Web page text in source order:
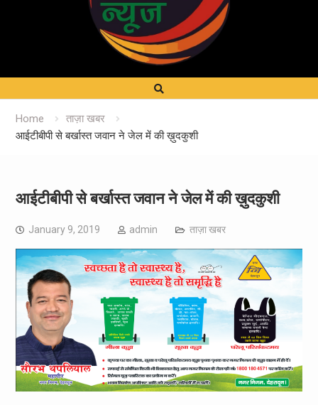
Home
ताज़ा खबर
आईटीबीपी से बर्खास्त जवान ने जेल में की ख़ुदकुशी
आईटीबीपी से बर्खास्त जवान ने जेल में की ख़ुदकुशी
January 9, 2019 admin ताज़ा खबर